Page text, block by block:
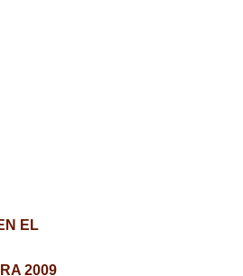
EL
2009